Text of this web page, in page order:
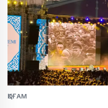
ҚОҒАМ